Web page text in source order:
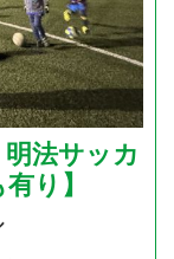
法サッカ
り】